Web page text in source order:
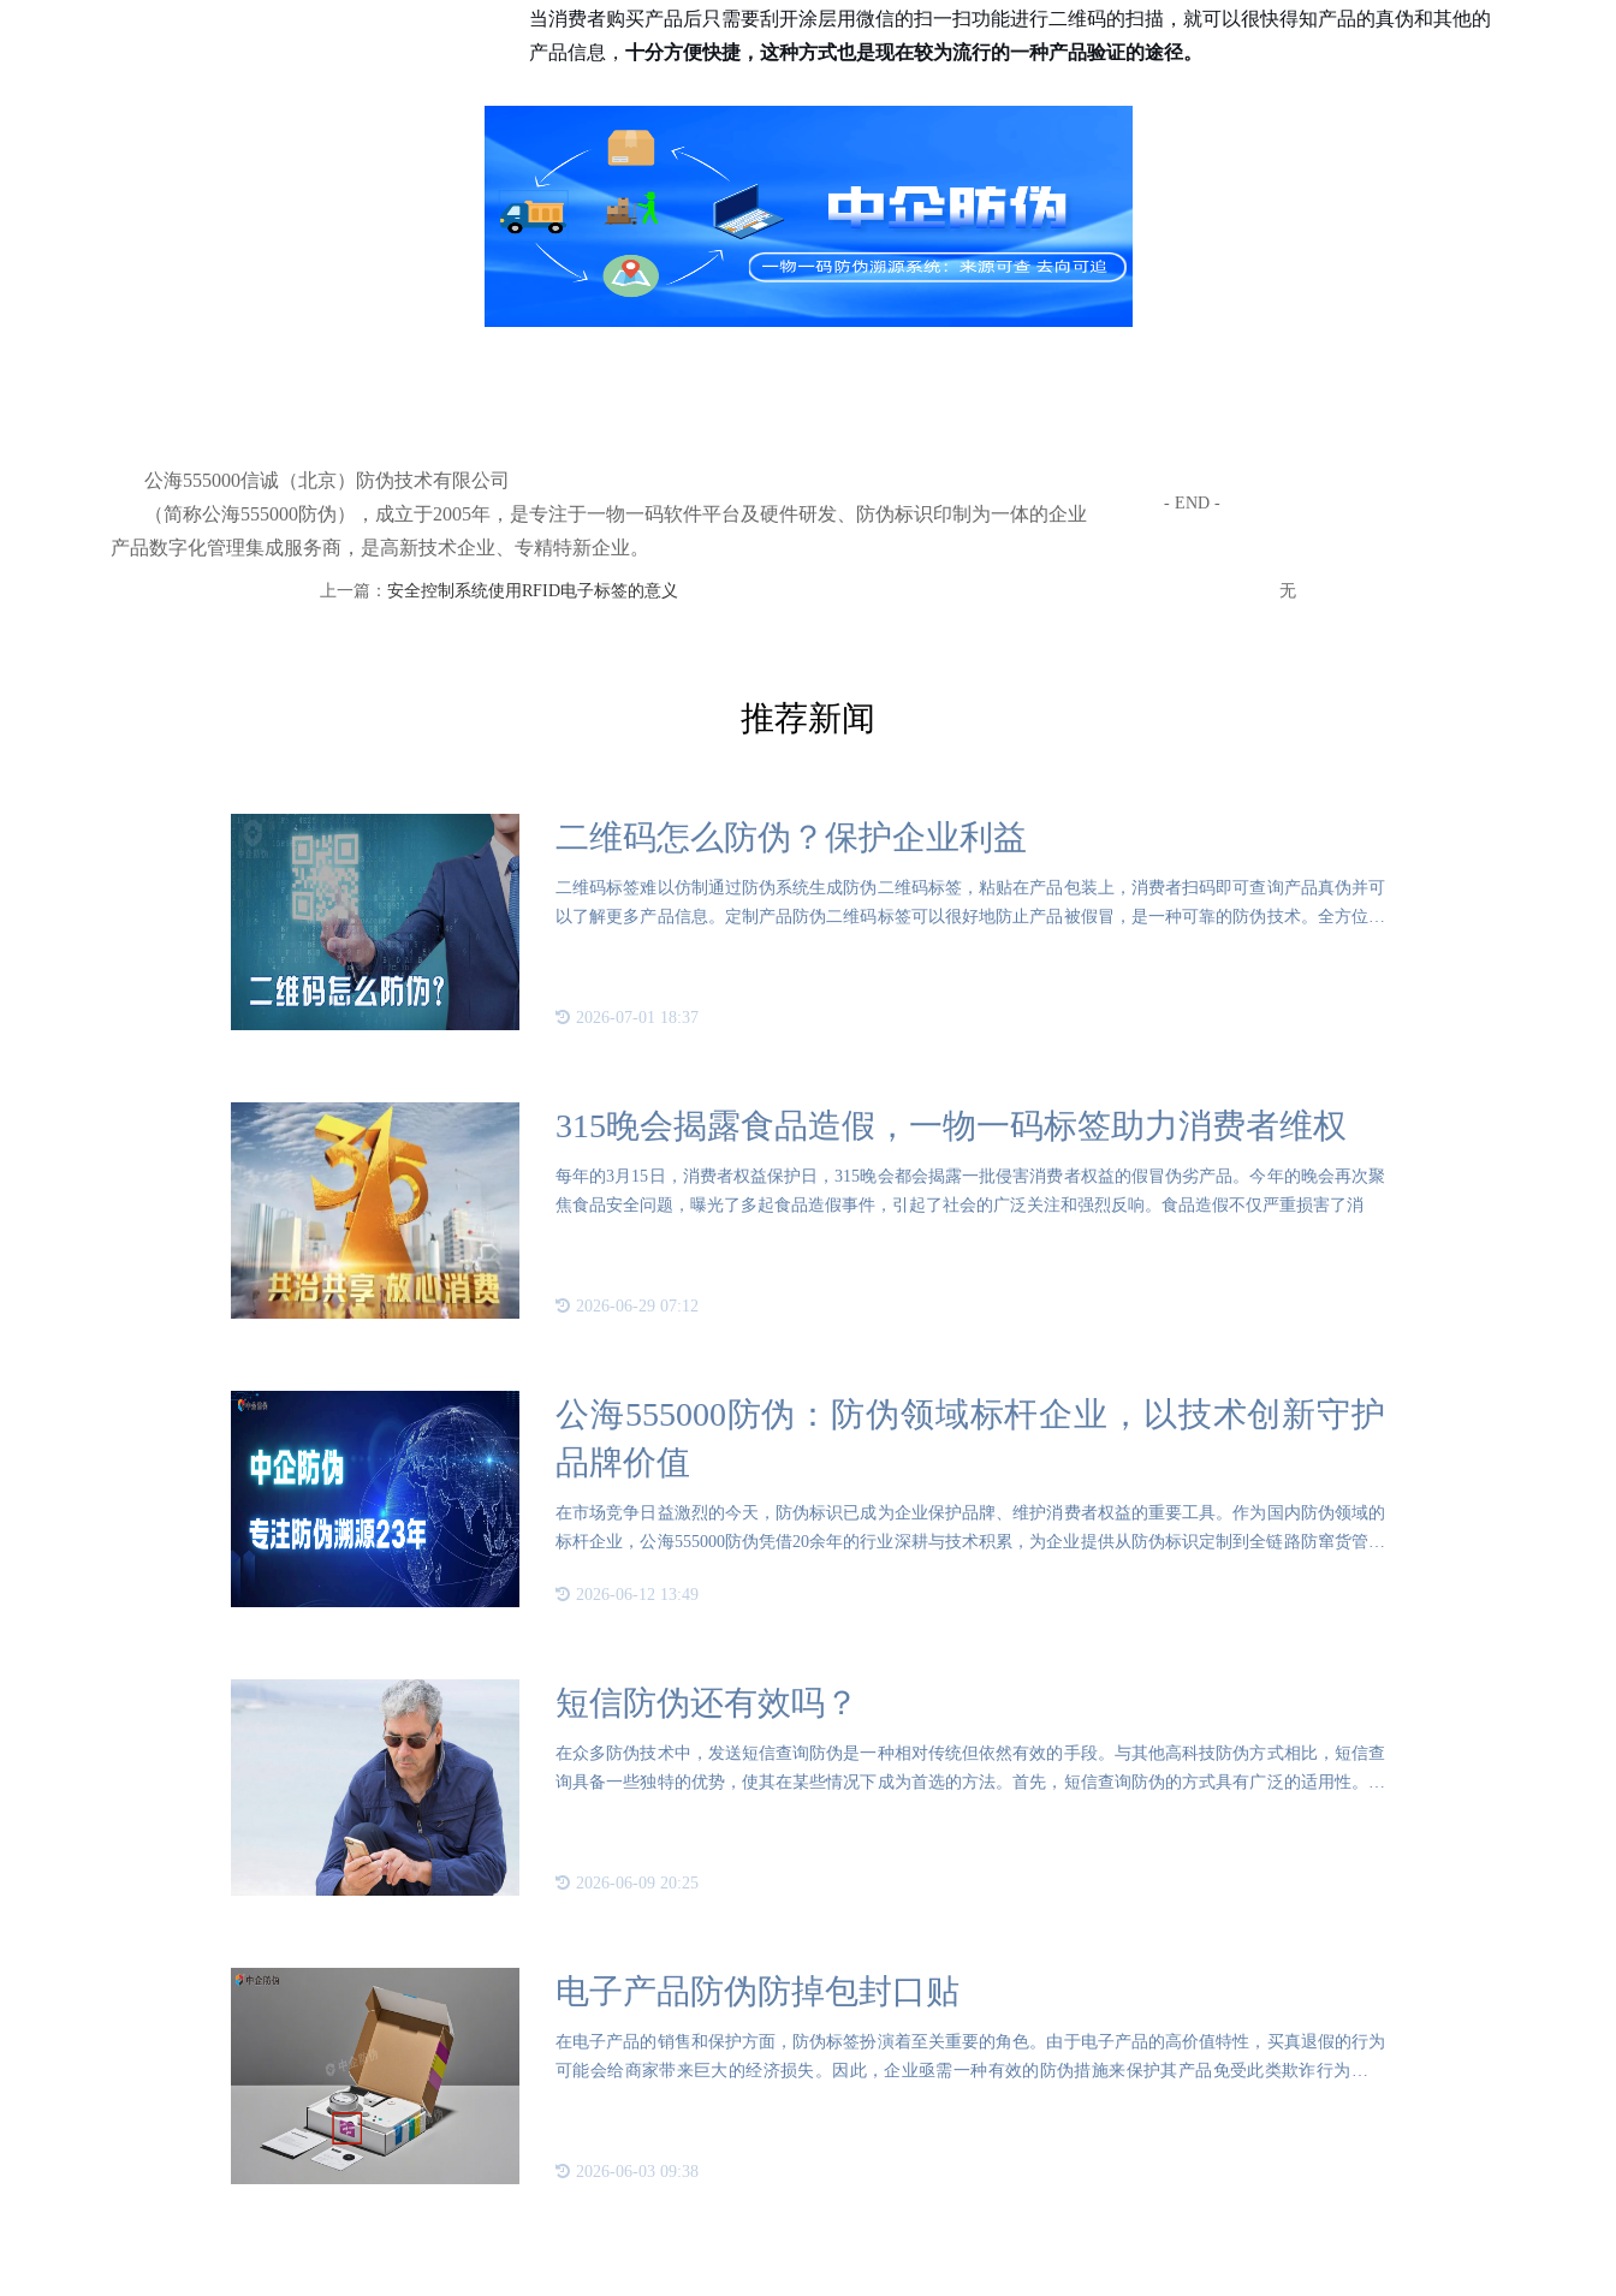
当消费者购买产品后只需要刮开涂层用微信的扫一扫功能进行二维码的扫描，就可以很快得知产品的真伪和其他的
产品信息， 十分方便快捷，这种方式也是现在较为流行的一种产品验证的途径。
公海555000信诚（北京）防伪技术有限公司
（简称公海555000防伪），成立于2005年，是专注于一物一码软件平台及硬件研发、防伪标识印制为一体的企业
产品数字化管理集成服务商，是高新技术企业、专精特新企业。
- END -
上一篇： 安全控制系统使用RFID电子标签的意义 无
推荐新闻
二维码怎么防伪？保护企业利益
二维码标签难以仿制通过防伪系统生成防伪二维码标签，粘贴在产品包装上，消费者扫码即可查询产品真伪并可
以了解更多产品信息。定制产品防伪二维码标签可以很好地防止产品被假冒，是一种可靠的防伪技术。全方位的
2026-07-01 18:37
315晚会揭露食品造假，一物一码标签助力消费者维权
每年的3月15日，消费者权益保护日，315晚会都会揭露一批侵害消费者权益的假冒伪劣产品。今年的晚会再次聚
焦食品安全问题，曝光了多起食品造假事件，引起了社会的广泛关注和强烈反响。食品造假不仅严重损害了消
2026-06-29 07:12
公海555000防伪：防伪领域标杆企业，以技术创新守护
品牌价值
在市场竞争日益激烈的今天，防伪标识已成为企业保护品牌、维护消费者权益的重要工具。作为国内防伪领域的
标杆企业，公海555000防伪凭借20余年的行业深耕与技术积累，为企业提供从防伪标识定制到全链路防窜货管理
2026-06-12 13:49
短信防伪还有效吗？
在众多防伪技术中，发送短信查询防伪是一种相对传统但依然有效的手段。与其他高科技防伪方式相比，短信查
询具备一些独特的优势，使其在某些情况下成为首选的方法。首先，短信查询防伪的方式具有广泛的适用性。几
2026-06-09 20:25
电子产品防伪防掉包封口贴
在电子产品的销售和保护方面，防伪标签扮演着至关重要的角色。由于电子产品的高价值特性，买真退假的行为
可能会给商家带来巨大的经济损失。因此，企业亟需一种有效的防伪措施来保护其产品免受此类欺诈行为的侵
2026-06-03 09:38